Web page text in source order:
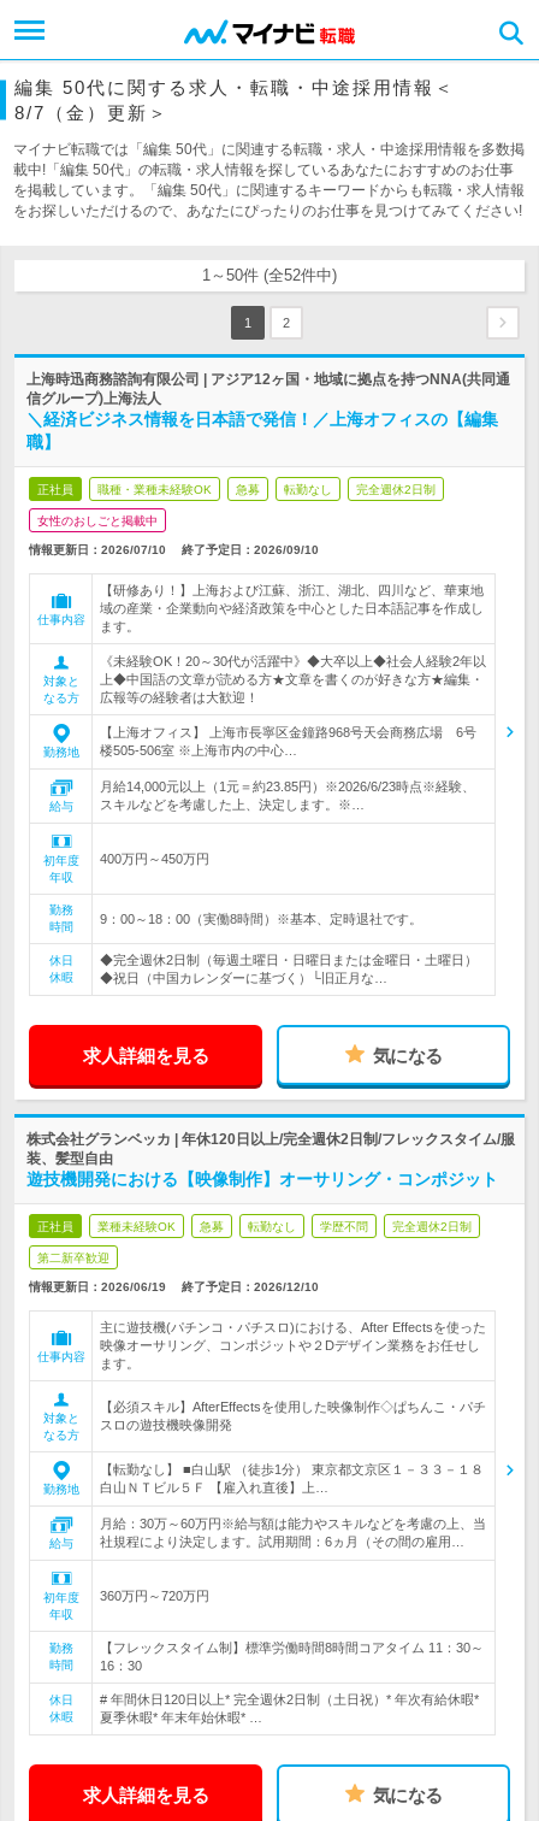
編集 50代に関する求人・転職・中途採用情報＜
8/7（金）更新＞
マイナビ転職では「編集 50代」に関連する転職・求人・中途採用情報を多数掲
載中!「編集 50代」の転職・求人情報を探しているあなたにおすすめのお仕事
を掲載しています。「編集 50代」に関連するキーワードからも転職・求人情報
をお探しいただけるので、あなたにぴったりのお仕事を見つけてみてください!
1～50件 (全52件中)
1 2
上海時迅商務諮詢有限公司 | アジア12ヶ国・地域に拠点を持つNNA(共同通
信グループ)上海法人
＼経済ビジネス情報を日本語で発信！／上海オフィスの【編集
職】
正社員 職種・業種未経験OK 急募 転勤なし 完全週休2日制
女性のおしごと掲載中
情報更新日：2026/07/10 終了予定日： 2026/09/10
仕事内容
【研修あり！】上海および江蘇、浙江、湖北、四川など、華東地
域の産業・企業動向や経済政策を中心とした日本語記事を作成し
ます。
対象と
なる方
《未経験OK！20～30代が活躍中》◆大卒以上◆社会人経験2年以
上◆中国語の文章が読める方★文章を書くのが好きな方★編集・
広報等の経験者は大歓迎！
勤務地
【上海オフィス】 上海市長寧区金鐘路968号天会商務広場 6号
楼505-506室 ※上海市内の中心…
給与
月給14,000元以上（1元＝約23.85円）※2026/6/23時点※経験、
スキルなどを考慮した上、決定します。※…
初年度
年収
400万円～450万円
勤務
時間
9：00～18：00（実働8時間）※基本、定時退社です。
休日
休暇
◆完全週休2日制（毎週土曜日・日曜日または金曜日・土曜日）
◆祝日（中国カレンダーに基づく）└旧正月な…
求人詳細を見る 気になる
株式会社グランベッカ | 年休120日以上/完全週休2日制/フレックスタイム/服
装、髪型自由
遊技機開発における【映像制作】オーサリング・コンポジット
正社員 業種未経験OK 急募 転勤なし 学歴不問 完全週休2日制
第二新卒歓迎
情報更新日：2026/06/19 終了予定日： 2026/12/10
仕事内容
主に遊技機(パチンコ・パチスロ)における、After Effectsを使った
映像オーサリング、コンポジットや２Dデザイン業務をお任せし
ます。
対象と
なる方
【必須スキル】AfterEffectsを使用した映像制作◇ぱちんこ・パチ
スロの遊技機映像開発
勤務地
【転勤なし】 ■白山駅 （徒歩1分） 東京都文京区１－３３－１８
白山ＮＴビル５Ｆ 【雇入れ直後】上…
給与
月給：30万～60万円※給与額は能力やスキルなどを考慮の上、当
社規程により決定します。試用期間：6ヵ月（その間の雇用…
初年度
年収
360万円～720万円
勤務
時間
【フレックスタイム制】標準労働時間8時間コアタイム 11：30～
16：30
休日
休暇
# 年間休日120日以上* 完全週休2日制（土日祝）* 年次有給休暇*
夏季休暇* 年末年始休暇* …
求人詳細を見る 気になる